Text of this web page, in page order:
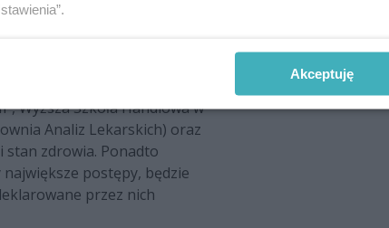
mógł zaistnieć tylko dzięki
wspierali: właściciele
Sidorko, trenerzy – Łukasz
Kępczyński - Catering
Wyższa Szkoła Handlowa w
Analiz Lekarskich) oraz
stan zdrowia. Ponadto
postępy, będzie
przez nich
Akceptuję